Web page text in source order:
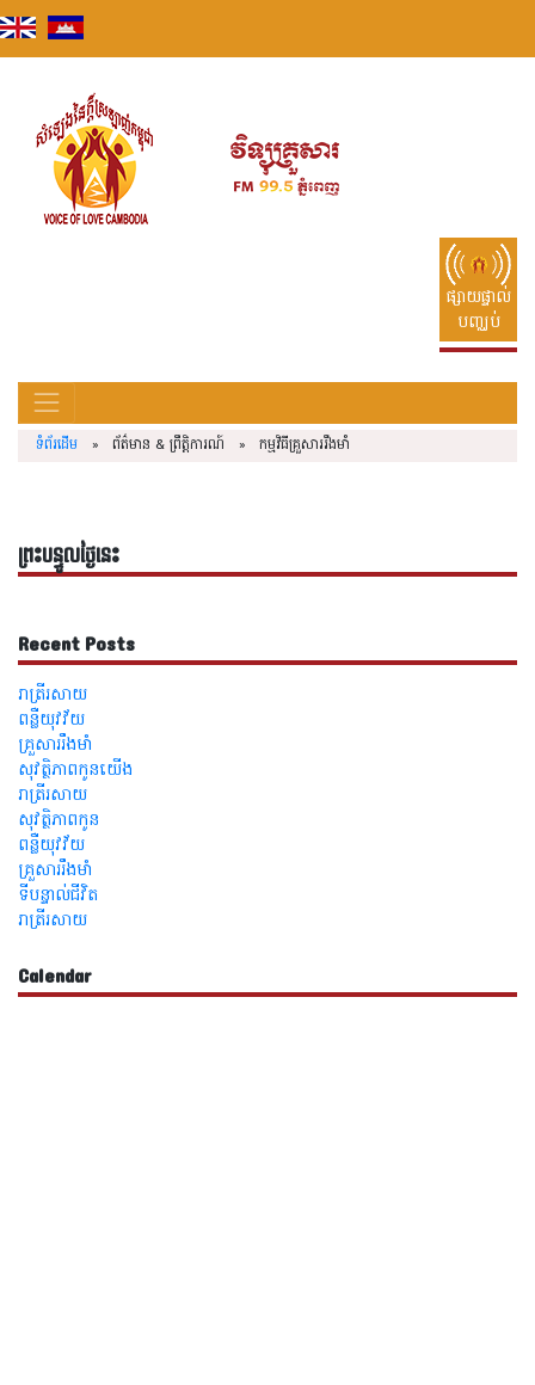
Skip
to
content
ផ្សាយផ្ទាល់
បញ្ឈប់
ទំព័រដើម » ព័ត៌មាន & ព្រឹត្តិការណ៍ » កម្មវិធីគ្រួសាររឹងមាំ
ព្រះបន្ទូលថ្ងៃនេះ
Recent Posts
រាត្រីរសាយ
ពន្លឺយុវវ័យ
គ្រួសាររឹងមាំ
សុវត្ថិភាពកូនយើង
រាត្រីរសាយ
សុវត្ថិភាពកូន
ពន្លឺយុវវ័យ
គ្រួសាររឹងមាំ
ទីបន្ទាល់ជីវិត
រាត្រីរសាយ
Calendar